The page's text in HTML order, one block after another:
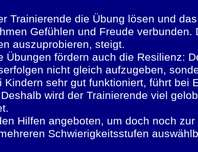
Trainierende die Übung lösen und
Gefühlen und Freude
auszuprobieren, steigt.
Übungen fördern auch die Resilienz:
nicht gleich aufzugeben,
Kindern sehr gut funktioniert, führt bei
wird der Trainierende viel
Hilfen angeboten, um doch noch
Schwierigkeitsstufen